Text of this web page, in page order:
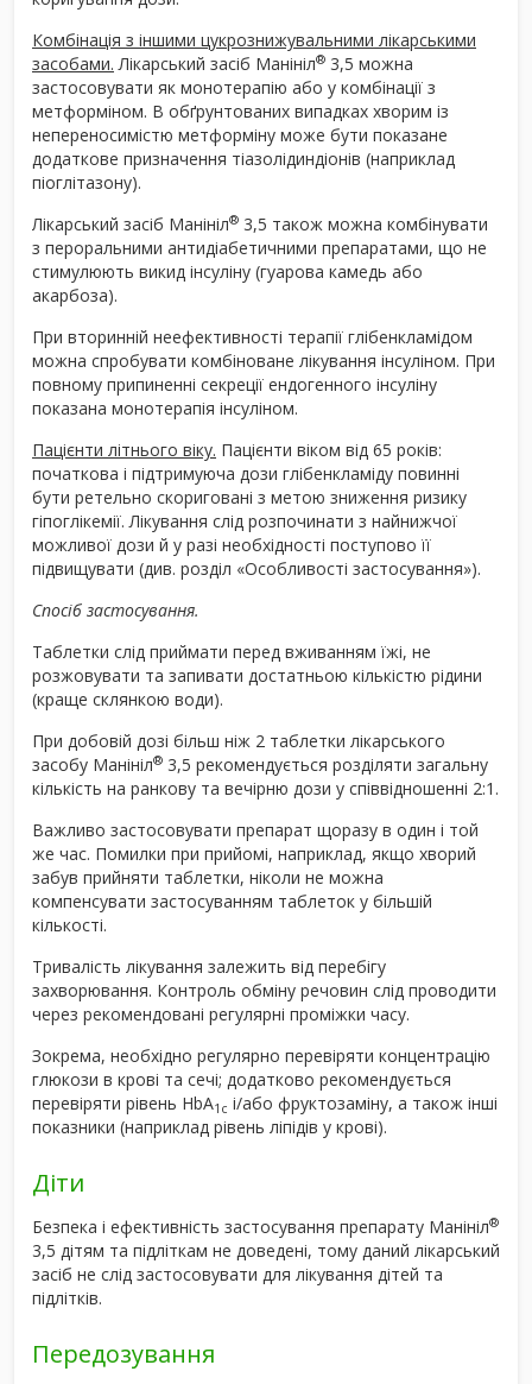
Комбінація з іншими цукрознижувальними лікарськими
засобами. Лікарський засіб Манініл® 3,5 можна
застосовувати як монотерапію або у комбінації з
метформіном. В обґрунтованих випадках хворим із
непереносимістю метформіну може бути показане
додаткове призначення тіазолідиндіонів (наприклад
піоглітазону).
Лікарський засіб Манініл® 3,5 також можна комбінувати
з пероральними антидіабетичними препаратами, що не
стимулюють викид інсуліну (гуарова камедь або
акарбоза).
При вторинній неефективності терапії глібенкламідом
можна спробувати комбіноване лікування інсуліном. При
повному припиненні секреції ендогенного інсуліну
показана монотерапія інсуліном.
Пацієнти літнього віку. Пацієнти віком від 65 років:
початкова і підтримуюча дози глібенкламіду повинні
бути ретельно скориговані з метою зниження ризику
гіпоглікемії. Лікування слід розпочинати з найнижчої
можливої дози й у разі необхідності поступово її
підвищувати (див. розділ «Особливості застосування»).
Спосіб застосування.
Таблетки слід приймати перед вживанням їжі, не
розжовувати та запивати достатньою кількістю рідини
(краще склянкою води).
При добовій дозі більш ніж 2 таблетки лікарського
засобу Манініл® 3,5 рекомендується розділяти загальну
кількість на ранкову та вечірню дози у співвідношенні 2:1.
Важливо застосовувати препарат щоразу в один і той
же час. Помилки при прийомі, наприклад, якщо хворий
забув прийняти таблетки, ніколи не можна
компенсувати застосуванням таблеток у більшій
кількості.
Тривалість лікування залежить від перебігу
захворювання. Контроль обміну речовин слід проводити
через рекомендовані регулярні проміжки часу.
Зокрема, необхідно регулярно перевіряти концентрацію
глюкози в крові та сечі; додатково рекомендується
перевіряти рівень HbA1c і/або фруктозаміну, а також інші
показники (наприклад рівень ліпідів у крові).
Діти
Безпека і ефективність застосування препарату Манініл®
3,5 дітям та підліткам не доведені, тому даний лікарський
засіб не слід застосовувати для лікування дітей та
підлітків.
Передозування